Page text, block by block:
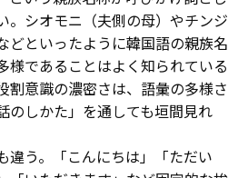
。シオモニ（夫側の母）やチンジ
どといったように韓国語の親族名
様であることはよく知られている
割意識の濃密さは、語彙の多様さ
のしかた」を通しても垣間見れ
違う。「こんにちは」「ただい